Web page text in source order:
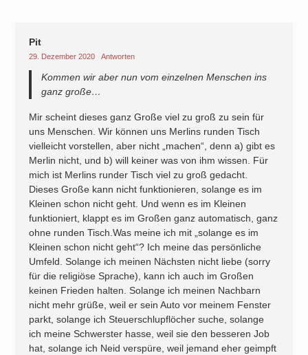
Pit
29. Dezember 2020 Antworten
Kommen wir aber nun vom einzelnen Menschen ins
ganz große…
Mir scheint dieses ganz Große viel zu groß zu sein für
uns Menschen. Wir können uns Merlins runden Tisch
vielleicht vorstellen, aber nicht „machen“, denn a) gibt es
Merlin nicht, und b) will keiner was von ihm wissen. Für
mich ist Merlins runder Tisch viel zu groß gedacht.
Dieses Große kann nicht funktionieren, solange es im
Kleinen schon nicht geht. Und wenn es im Kleinen
funktioniert, klappt es im Großen ganz automatisch, ganz
ohne runden Tisch.Was meine ich mit „solange es im
Kleinen schon nicht geht“? Ich meine das persönliche
Umfeld. Solange ich meinen Nächsten nicht liebe (sorry
für die religiöse Sprache), kann ich auch im Großen
keinen Frieden halten. Solange ich meinen Nachbarn
nicht mehr grüße, weil er sein Auto vor meinem Fenster
parkt, solange ich Steuerschlupflöcher suche, solange
ich meine Schwerster hasse, weil sie den besseren Job
hat, solange ich Neid verspüre, weil jemand eher geimpft